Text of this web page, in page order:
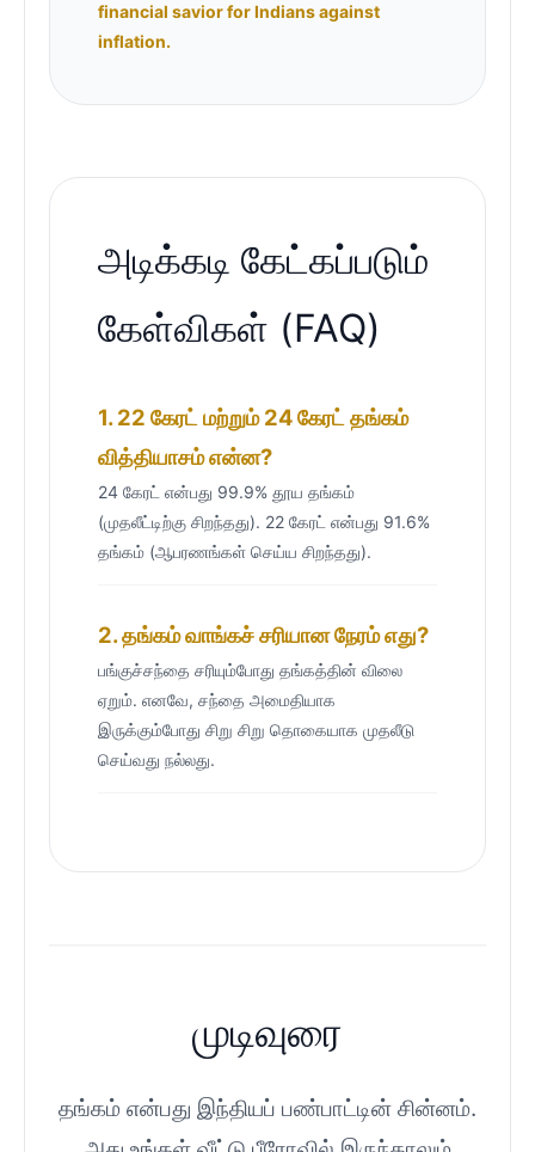
financial savior for Indians against
inflation.
அடிக்கடி கேட்கப்படும்
கேள்விகள் (FAQ)
1. 22 கேரட் மற்றும் 24 கேரட் தங்கம்
வித்தியாசம் என்ன?
24 கேரட் என்பது 99.9% தூய தங்கம்
(முதலீட்டிற்கு சிறந்தது). 22 கேரட் என்பது 91.6%
தங்கம் (ஆபரணங்கள் செய்ய சிறந்தது).
2. தங்கம் வாங்கச் சரியான நேரம் எது?
பங்குச்சந்தை சரியும்போது தங்கத்தின் விலை
ஏறும். எனவே, சந்தை அமைதியாக
இருக்கும்போது சிறு சிறு தொகையாக முதலீடு
செய்வது நல்லது.
முடிவுரை
தங்கம் என்பது இந்தியப் பண்பாட்டின் சின்னம்.